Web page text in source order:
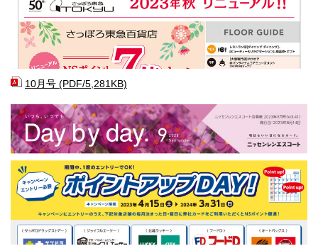
10月号 (PDF/5,281KB)